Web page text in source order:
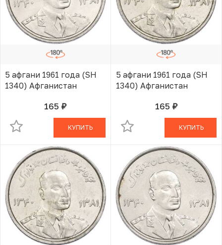
5 афгани 1961 года (SH
1340) Афганистан
165 руб.В КОРЗИНЕ
КУПИТЬ
5 афгани 1961 года (SH
1340) Афганистан
165 руб.В КОРЗИНЕ
КУПИТЬ